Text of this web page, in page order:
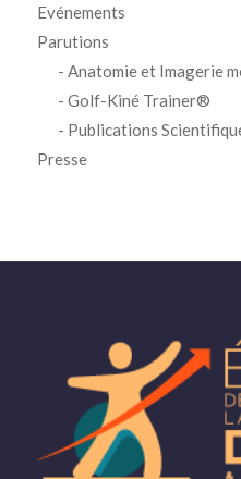
Evénements
Parutions
Anatomie et Imagerie
Golf-Kiné Trainer®
Publications
Presse